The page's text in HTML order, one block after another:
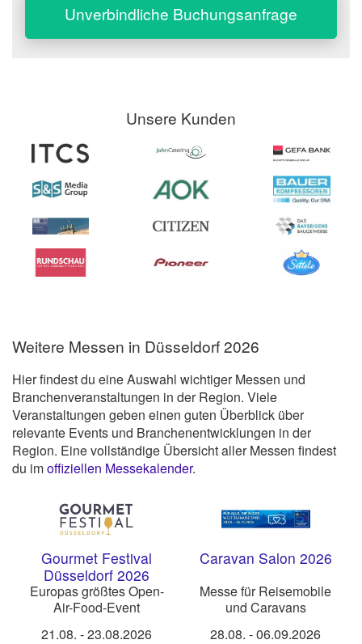
Unverbindliche Buchungsanfrage
Unsere Kunden
Weitere Messen in Düsseldorf 2026
Hier findest du eine Auswahl wichtiger Messen und
Branchenveranstaltungen in der Region. Viele
Veranstaltungen geben einen guten Überblick über
relevante Events und Branchenentwicklungen in der
Region. Eine vollständige Übersicht aller Messen findest
du imoffiziellen Messekalender.
Gourmet Festival
Düsseldorf 2026
Europas größtes Open-
Air-Food-Event
21.08. -23.08.2026
Caravan Salon 2026
Messe für Reisemobile
und Caravans
28.08. -06.09.2026